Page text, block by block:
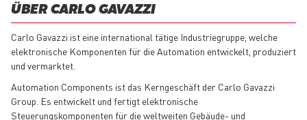
ÜBER CARLO GAVAZZI
Carlo Gavazzi ist eine international tätige Industriegruppe, welche
elektronische Komponenten für die Automation entwickelt, produziert
und vermarktet.
Automation Components ist das Kerngeschäft der Carlo Gavazzi
Group. Es entwickelt und fertigt elektronische
Steuerungskomponenten für die weltweiten Gebäude- und